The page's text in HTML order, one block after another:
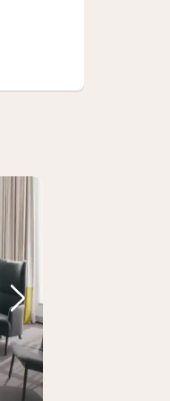
Nästa bild